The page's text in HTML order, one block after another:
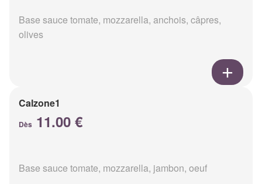
Base sauce tomate, mozzarella, anchois, câpres,
olives
Calzone1
Dès 11.00 €
Base sauce tomate, mozzarella, jambon, oeuf